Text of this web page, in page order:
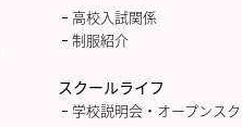
高校入試関係
制服紹介
スクールライフ
学校説明会・オープンス